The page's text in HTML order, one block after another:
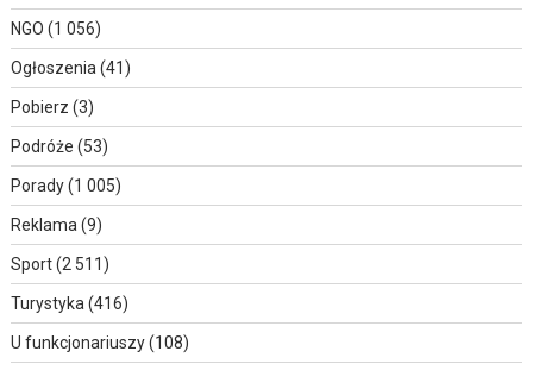
NGO (1 056)
Ogłoszenia (41)
Pobierz (3)
Podróże (53)
Porady(1 005)
Reklama (9)
Sport(2 511)
Turystyka (416)
U funkcjonariuszy(108)